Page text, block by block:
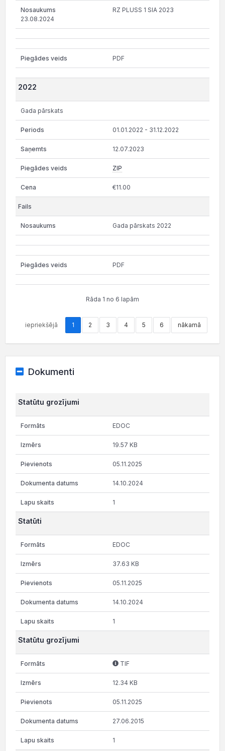
RZ PLUSS 1 SIA 2023
23.08.2024
PDF
2022
Gada pārskats
01.01.2022 - 31.12.2022
12.07.2023
ZIP
€11.00
Gada pārskats 2022
PDF
Rāda 1 no 6 lapām
iepriekšējā 1 2 3 4 5 6 nākamā
Dokumenti
Statūtu grozījumi
EDOC
19.57 KB
05.11.2025
14.10.2024
1
Statūti
EDOC
37.63 KB
05.11.2025
14.10.2024
1
Statūtu grozījumi
TIF
12.34 KB
05.11.2025
27.06.2015
1